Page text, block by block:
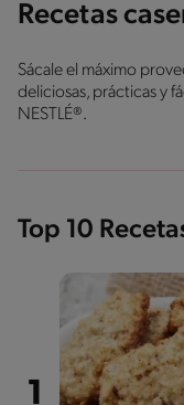
Recetas
Sácale el máximo
deliciosas, prácticas y
NESTLÉ®.
Top 10